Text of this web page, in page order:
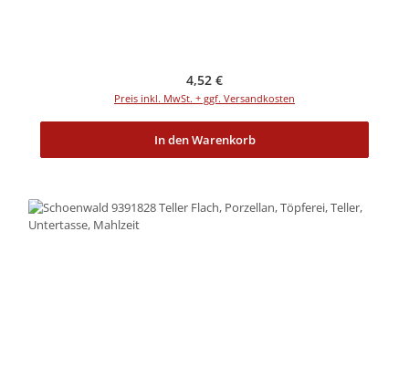
Regulärer Preis:
4,52 €
Preis inkl. MwSt. + ggf. Versandkosten
In den Warenkorb